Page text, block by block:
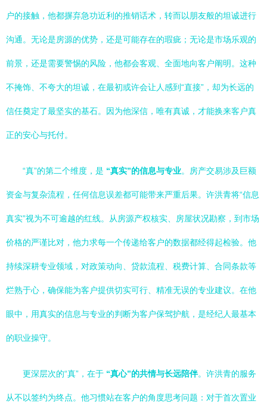
户的接触，他都摒弃急功近利的推销话术，转而以朋友般的坦诚进行
沟通。无论是房源的优势，还是可能存在的瑕疵；无论是市场乐观的
前景，还是需要警惕的风险，他都会客观、全面地向客户阐明。这种
不掩饰、不夸大的坦诚，在最初或许会让人感到“直接”，却为长远的
信任奠定了最坚实的基石。因为他深信，唯有真诚，才能换来客户真
正的安心与托付。
“真”的第二个维度，是 “真实”的信息与专业。房产交易涉及巨额
资金与复杂流程，任何信息误差都可能带来严重后果。许洪青将“信息
真实”视为不可逾越的红线。从房源产权核实、房屋状况勘察，到市场
价格的严谨比对，他力求每一个传递给客户的数据都经得起检验。他
持续深耕专业领域，对政策动向、贷款流程、税费计算、合同条款等
烂熟于心，确保能为客户提供切实可行、精准无误的专业建议。在他
眼中，用真实的信息与专业的判断为客户保驾护航，是经纪人最基本
的职业操守。
更深层次的“真”，在于 “真心”的共情与长远陪伴。许洪青的服务
从不以签约为终点。他习惯站在客户的角度思考问题：对于首次置业